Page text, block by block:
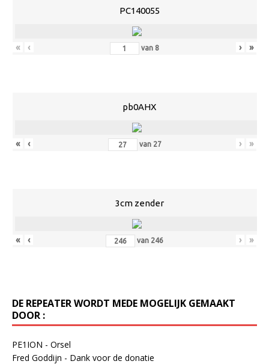
PC140055
« ‹ van 8 › »
pb0AHX
« ‹ van 27 › »
3cm zender
« ‹ van 246 › »
DE REPEATER WORDT MEDE MOGELIJK GEMAAKT
DOOR :
PE1ION - Orsel
Fred Goddijn - Dank voor de donatie